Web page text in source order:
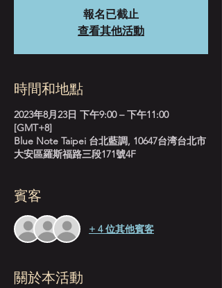
報名已截止
查看其他活動
時間和地點
2023年8月23日 下午9:00 – 下午11:00
[GMT+8]
Blue Note Taipei 台北藍調, 10647台湾台北市
大安區羅斯福路三段171號4F
賓客
+ 4 位其他賓客
關於本活動